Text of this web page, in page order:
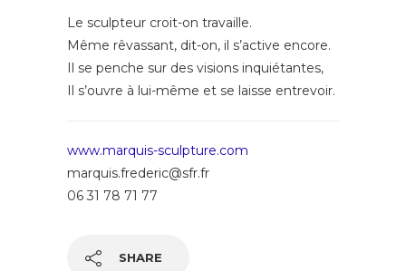
Le sculpteur croit-on travaille.
Même rêvassant, dit-on, il s’active encore.
Il se penche sur des visions inquiétantes,
Il s’ouvre à lui-même et se laisse entrevoir.
www.marquis-sculpture.com
marquis.frederic@sfr.fr
06 31 78 71 77
SHARE